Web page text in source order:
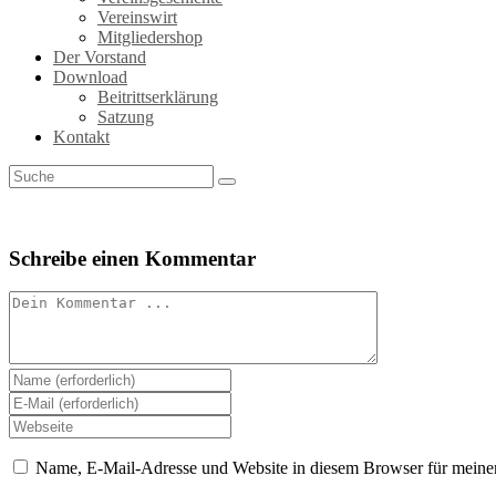
Vereinswirt
Mitgliedershop
Der Vorstand
Download
Beitrittserklärung
Satzung
Kontakt
Schreibe einen Kommentar
Kommentieren
Gib
deinen
Namen
oder
Benutzernamen
zum
Gib
deine
E-
Mail-
Adresse
Gib
deine
Website-
Name, E-Mail-Adresse und Website in diesem Browser für